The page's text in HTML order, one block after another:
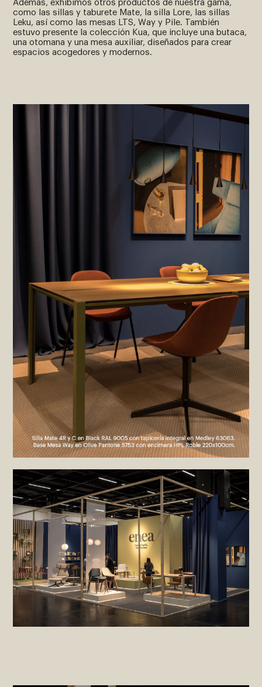
Además, exhibimos otros productos de nuestra gama,
como las sillas y taburete Mate, la silla Lore, las sillas
Leku, así como las mesas LTS, Way y Pile. También
estuvo presente la colección Kua, que incluye una butaca,
una otomana y una mesa auxiliar, diseñados para crear
espacios acogedores y modernos.